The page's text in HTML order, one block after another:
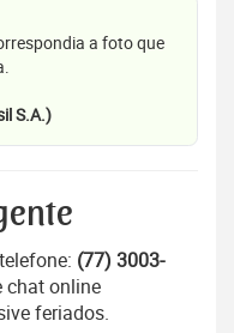
a foto que
S.A.)
(77) 3003-
chat online
feriados.